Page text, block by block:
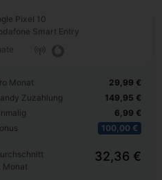
Pixel 10
Smart Entry
Monat
Zuzahlung
29,99 €
149,95 €
6,99 €
100,00 €
Monat
32,36 €